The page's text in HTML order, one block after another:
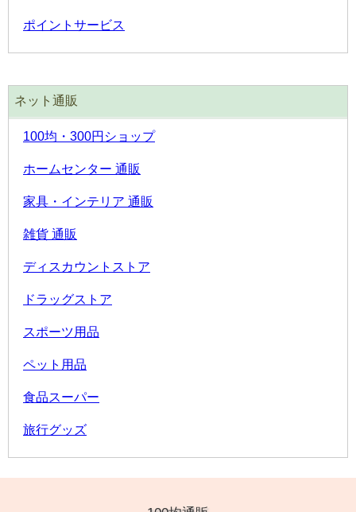
ポイントサービス
ネット通販
100均・300円ショップ
ホームセンター 通販
家具・インテリア 通販
雑貨 通販
ディスカウントストア
ドラッグストア
スポーツ用品
ペット用品
食品スーパー
旅行グッズ